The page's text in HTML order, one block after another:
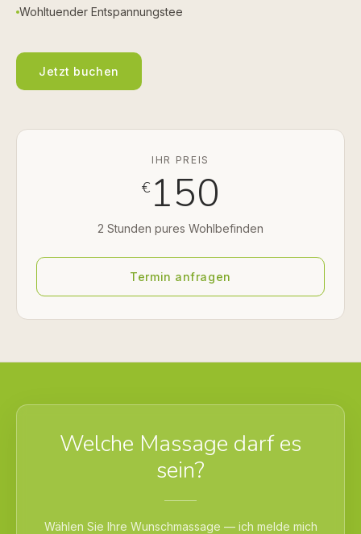
Wohltuender Entspannungstee
Jetzt buchen
IHR PREIS
€150
2 Stunden pures Wohlbefinden
Termin anfragen
Welche Massage darf es
sein?
Wählen Sie Ihre Wunschmassage — ich melde mich